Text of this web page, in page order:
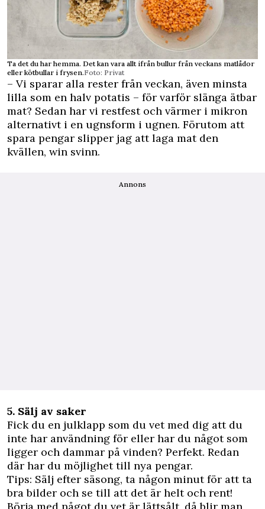
Ta det du har hemma. Det kan vara allt ifrån bullur från veckans matlådor
eller kötbullar i frysen.Foto: Privat
– Vi sparar alla rester från veckan, även minsta
lilla som en halv potatis – för varför slänga ätbar
mat? Sedan har vi restfest och värmer i mikron
alternativt i en ugnsform i ugnen. Förutom att
spara pengar slipper jag att laga mat den
kvällen, win svinn.
Annons
5. Sälj av saker
Fick du en julklapp som du vet med dig att du
inte har användning för eller har du något som
ligger och dammar på vinden? Perfekt. Redan
där har du möjlighet till nya pengar.
Tips: Sälj efter säsong, ta någon minut för att ta
bra bilder och se till att det är helt och rent!